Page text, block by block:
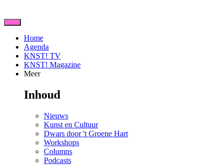
Home
Agenda
KNST! TV
KNST! Magazine
Meer
Inhoud
Nieuws
Kunst en Cultuur
Dwars door 't Groene Hart
Workshops
Columns
Podcasts